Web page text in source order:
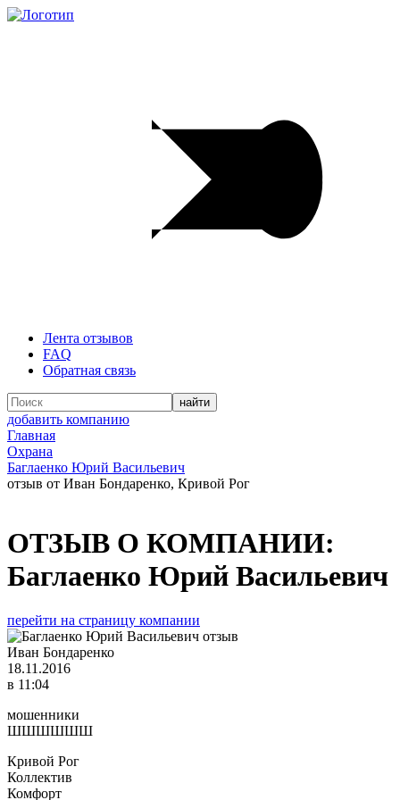
Лента отзывов
FAQ
Обратная связь
добавить компанию
Главная
Охрана
Баглаенко Юрий Васильевич
отзыв от Иван Бондаренко, Кривой Рог
ОТЗЫВ О КОМПАНИИ:
Баглаенко Юрий Васильевич
перейти на страницу компании
Иван Бондаренко
18.11.2016
в 11:04
мошенники
ШШШШШШ
Кривой Рог
Коллектив
Комфорт